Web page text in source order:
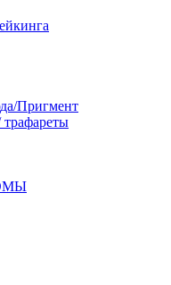
Пригмент